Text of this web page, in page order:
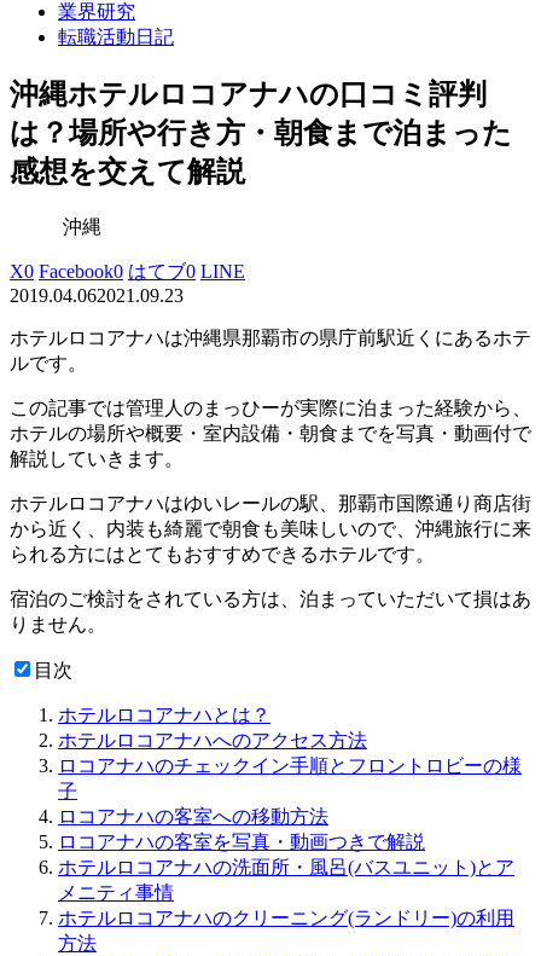
業界研究
転職活動日記
沖縄ホテルロコアナハの口コミ評判
は？場所や行き方・朝食まで泊まった
感想を交えて解説
沖縄
X0 Facebook0 はてブ0 LINE
2019.04.062021.09.23
ホテルロコアナハは沖縄県那覇市の県庁前駅近くにあるホテ
ルです。
この記事では管理人のまっひーが実際に泊まった経験から、
ホテルの場所や概要・室内設備・朝食までを写真・動画付で
解説していきます。
ホテルロコアナハはゆいレールの駅、那覇市国際通り商店街
から近く、内装も綺麗で朝食も美味しいので、沖縄旅行に来
られる方にはとてもおすすめできるホテルです。
宿泊のご検討をされている方は、泊まっていただいて損はあ
りません。
目次
ホテルロコアナハとは？
ホテルロコアナハへのアクセス方法
ロコアナハのチェックイン手順とフロントロビーの様
子
ロコアナハの客室への移動方法
ロコアナハの客室を写真・動画つきで解説
ホテルロコアナハの洗面所・風呂(バスユニット)とア
メニティ事情
ホテルロコアナハのクリーニング(ランドリー)の利用
方法